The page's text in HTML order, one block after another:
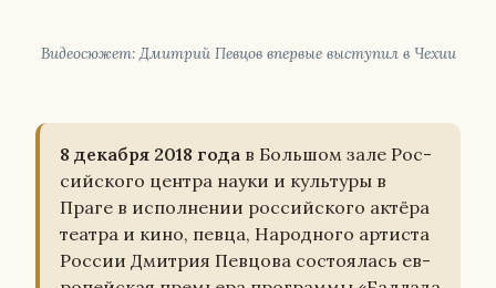
Ви­део­сю­жет: Дмит­рий Певцов впер­вые вы­сту­пил в Чехии
8 де­каб­ря 2018 года в Боль­шом зале Рос­
сий­ско­го центра науки и куль­ту­ры в
Праге в ис­пол­не­нии рос­сий­ско­го актёра
театра и кино, певца, На­род­но­го ар­ти­ста
России Дмит­рия Пев­цо­ва со­сто­я­лась ев­